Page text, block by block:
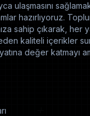
ulaşmasını
hazırlıyoruz.
sahip çıkarak, her
kaliteli içerikler
değer katmayı